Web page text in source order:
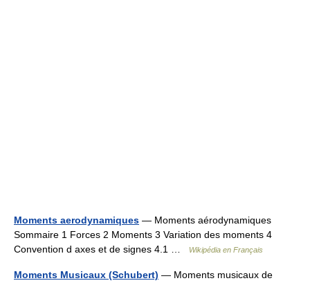
Moments aerodynamiques — Moments aérodynamiques
Sommaire 1 Forces 2 Moments 3 Variation des moments 4
Convention d axes et de signes 4.1 …
Wikipédia en Français
Moments Musicaux (Schubert) — Moments musicaux de